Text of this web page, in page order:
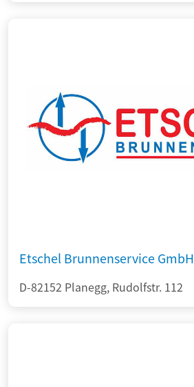
Etschel Brunnenservice GmbH
D-82152 Planegg, Rudolfstr. 112